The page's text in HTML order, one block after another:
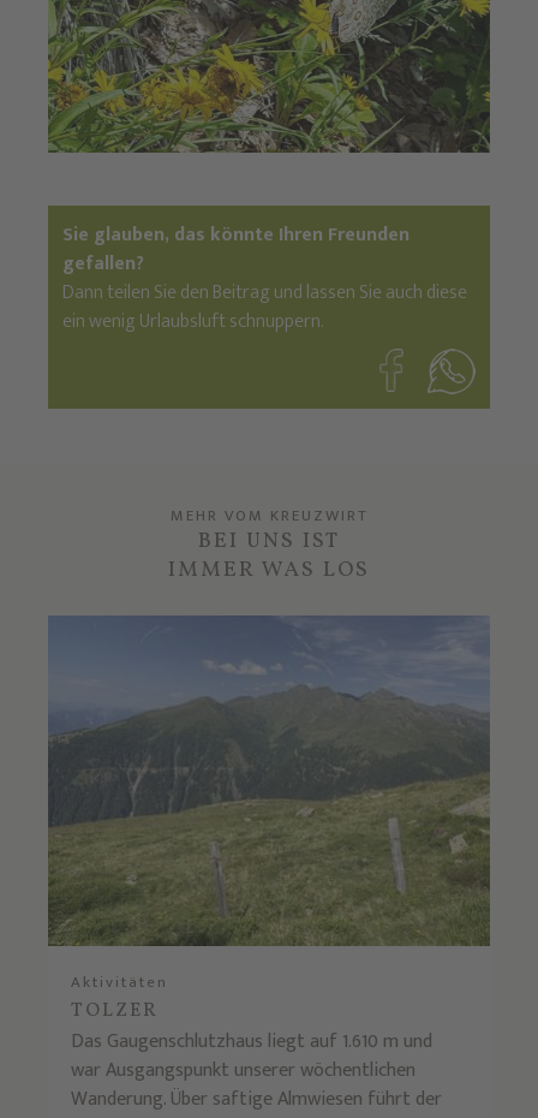
Sie glauben, das könnte Ihren Freunden
gefallen?
Dann teilen Sie den Beitrag und lassen Sie auch diese
ein wenig Urlaubsluft schnuppern.
MEHR VOM KREUZWIRT
BEI UNS IST
IMMER WAS LOS
Aktivitäten
TOLZER
Das Gaugenschlutzhaus liegt auf 1.610 m und
war Ausgangspunkt unserer wöchentlichen
Wanderung. Über saftige Almwiesen führt der